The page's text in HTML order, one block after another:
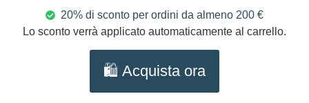
64,00€
Collana con catena oro tipo rolo, ciondolo
cuore oversize XL, collana oro con grande
20% di sconto per ordini da almeno 200 €
Lo sconto verrà applicato automaticamente al carrello.
🛍️ Acquista ora